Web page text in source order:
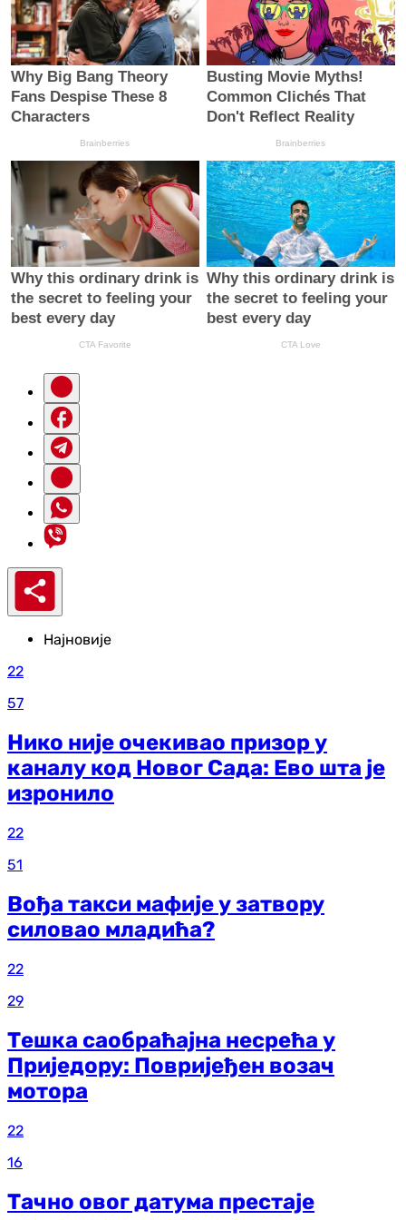
Најновије
22
57
Нико није очекивао призор у
каналу код Новог Сада: Ево шта је
изронило
22
51
Вођа такси мафије у затвору
силовао младића?
22
29
Тешка саобраћајна несрећа у
Приједору: Повријеђен возач
мотора
22
16
Тачно овог датума престаје